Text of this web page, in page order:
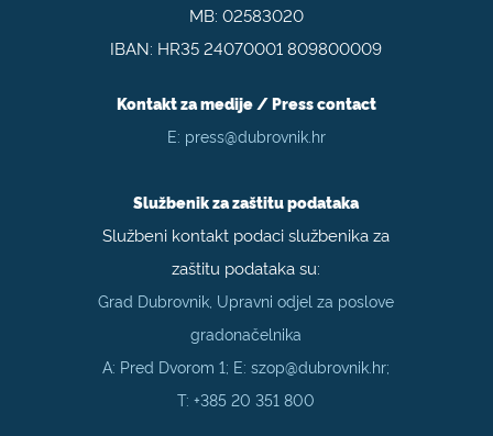
MB: 02583020
IBAN: HR35 24070001 809800009
Kontakt za medije / Press contact
E: press@dubrovnik.hr
Službenik za zaštitu podataka
Službeni kontakt podaci službenika za
zaštitu podataka su:
Grad Dubrovnik, Upravni odjel za poslove
gradonačelnika
A: Pred Dvorom 1; E:szop@dubrovnik.hr;
T:+385 20 351 800